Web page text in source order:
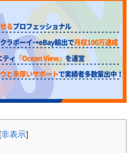
[非表示]